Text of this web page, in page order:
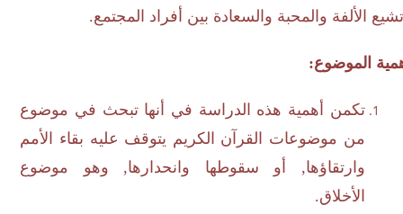
الألفة والمحبة والسعادة بين أفراد المجتمع.
الموضوع:
تكمن أهمية هذه الدراسة في أنها تبحث في موضوع
من موضوعات القرآن الكريم يتوقف عليه بقاء الأمم
وارتقاؤها, أو سقوطها وانحدارها, وهو موضوع
الأخلاق.